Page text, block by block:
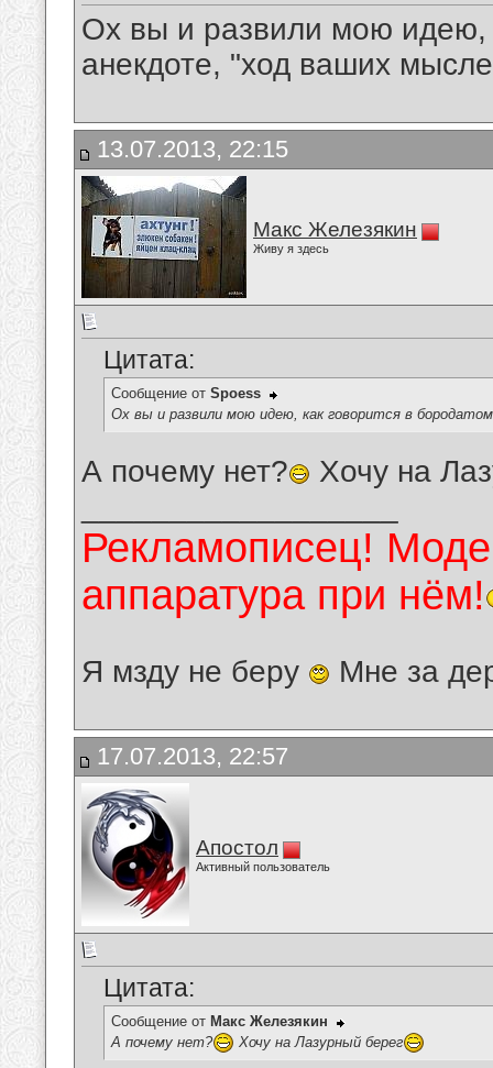
Ох вы и развили мою идею,
анекдоте, "ход ваших
13.07.2013, 22:15
Макс Железякин
Живу я здесь
Цитата:
Сообщение от Spoess
Ох вы и развили мою идею, как говорится в
А почему нет?
Хочу на
Рекламописец!
аппаратура при нём!
Я мзду не беру Мне за
17.07.2013, 22:57
Апостол
Активный пользователь
Цитата:
Сообщение от Макс Железякин
А почему нет?
Хочу на Лазурный берег